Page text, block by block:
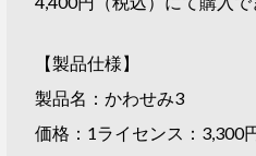
【製品仕様】
製品名：かわせみ3
価格：1ライセンス：3,300